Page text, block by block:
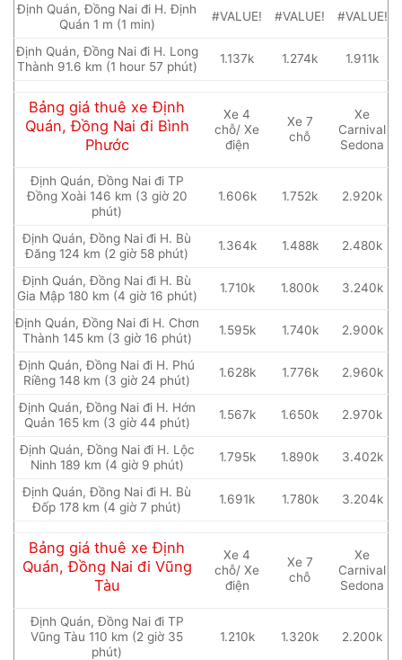
Định Quán, Đồng Nai đi H. Định
Quán 1 m (1 min)
#VALUE! #VALUE! #VALUE!
Định Quán, Đồng Nai đi H. Long
Thành 91.6 km (1 hour 57 phút)
1.137k 1.274k 1.911k
Bảng giá thuê xe Định
Quán, Đồng Nai đi Bình
Phước
Xe 4
chỗ/ Xe
điện
Xe 7
chỗ
Xe
Carnival
Sedona
Định Quán, Đồng Nai đi TP
Đồng Xoài 146 km (3 giờ 20
phút)
1.606k 1.752k 2.920k
Định Quán, Đồng Nai đi H. Bù
Đăng 124 km (2 giờ 58 phút)
1.364k 1.488k 2.480k
Định Quán, Đồng Nai đi H. Bù
Gia Mập 180 km (4 giờ 16 phút)
1.710k 1.800k 3.240k
Định Quán, Đồng Nai đi H. Chơn
Thành 145 km (3 giờ 16 phút)
1.595k 1.740k 2.900k
Định Quán, Đồng Nai đi H. Phú
Riềng 148 km (3 giờ 24 phút)
1.628k 1.776k 2.960k
Định Quán, Đồng Nai đi H. Hớn
Quản 165 km (3 giờ 44 phút)
1.567k 1.650k 2.970k
Định Quán, Đồng Nai đi H. Lộc
Ninh 189 km (4 giờ 9 phút)
1.795k 1.890k 3.402k
Định Quán, Đồng Nai đi H. Bù
Đốp 178 km (4 giờ 7 phút)
1.691k 1.780k 3.204k
Bảng giá thuê xe Định
Quán, Đồng Nai đi Vũng
Tàu
Xe 4
chỗ/ Xe
điện
Xe 7
chỗ
Xe
Carnival
Sedona
Định Quán, Đồng Nai đi TP
Vũng Tàu 110 km (2 giờ 35
phút)
1.210k 1.320k 2.200k